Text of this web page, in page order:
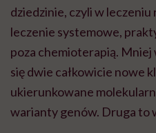
dziedzinie, czyli w leczeniu
leczenie systemowe,
poza chemioterapią. Mniej
się dwie całkowicie nowe
ukierunkowane
warianty genów. Druga to